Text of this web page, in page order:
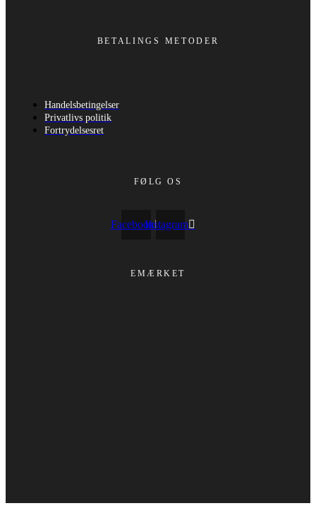
BETALINGS METODER
Handelsbetingelser
Privatlivs politik
Fortrydelsesret
FØLG OS
FacebookInstagram
EMÆRKET